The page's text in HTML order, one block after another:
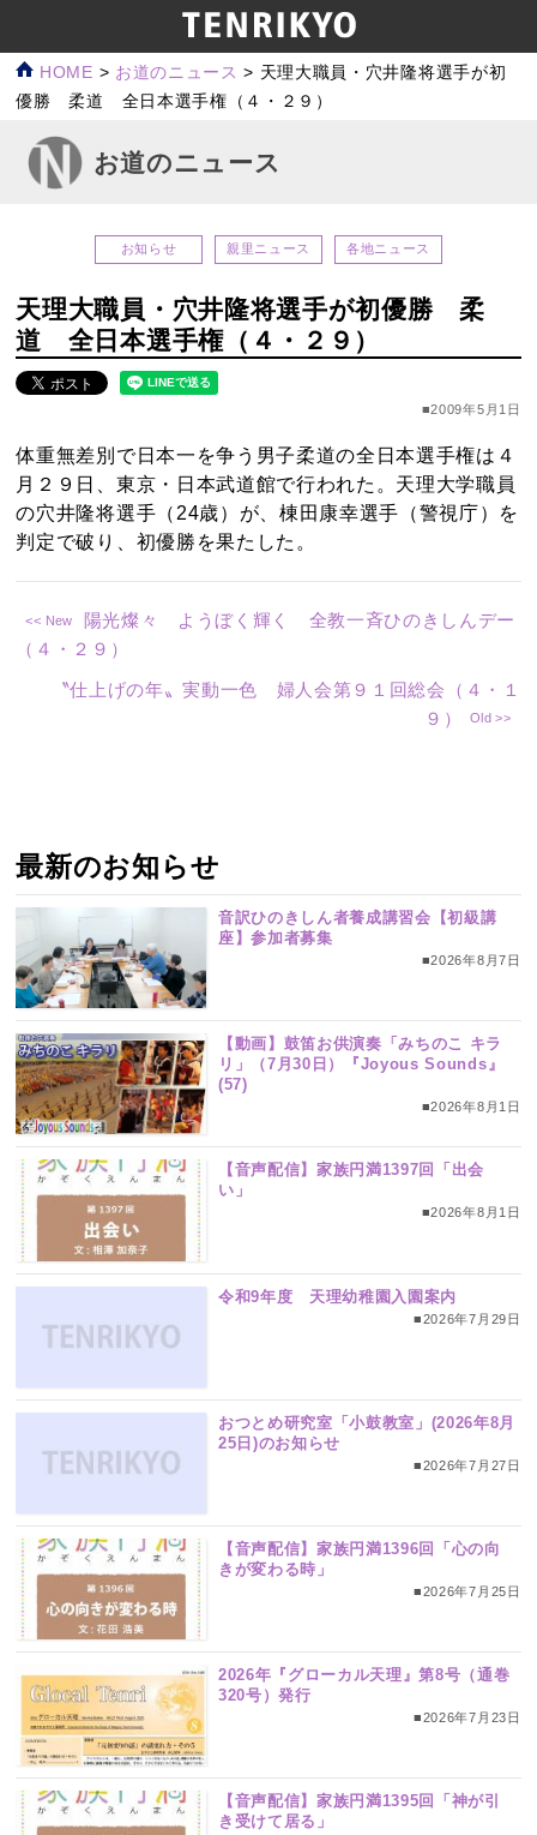
HOME > お道のニュース > 天理大職員・穴井隆将選手が初
優勝 柔道 全日本選手権（４・２９）
お道のニュース
お知らせ 親里ニュース 各地ニュース
天理大職員・穴井隆将選手が初優勝 柔
道 全日本選手権（４・２９）
■2009年5月1日
体重無差別で日本一を争う男子柔道の全日本選手権は４
月２９日、東京・日本武道館で行われた。天理大学職員
の穴井隆将選手（24歳）が、棟田康幸選手（警視庁）を
判定で破り、初優勝を果たした。
陽光燦々 ようぼく輝く 全教一斉ひのきしんデー
（４・２９）
〝仕上げの年〟実動一色 婦人会第９１回総会（４・１
９）
最新のお知らせ
音訳ひのきしん者養成講習会【初級講
座】参加者募集
■2026年8月7日
【動画】鼓笛お供演奏「みちのこ キラ
リ」（7月30日）『Joyous Sounds』
(57)
■2026年8月1日
【音声配信】家族円満1397回「出会
い」
■2026年8月1日
令和9年度 天理幼稚園入園案内
■2026年7月29日
おつとめ研究室「小鼓教室」(2026年8月
25日)のお知らせ
■2026年7月27日
【音声配信】家族円満1396回「心の向
きが変わる時」
■2026年7月25日
2026年『グローカル天理』第8号（通巻
320号）発行
■2026年7月23日
【音声配信】家族円満1395回「神が引
き受けて居る」